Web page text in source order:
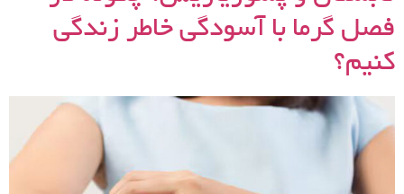
فصل گرما با آسودگی خاطر زندگی
کنیم؟